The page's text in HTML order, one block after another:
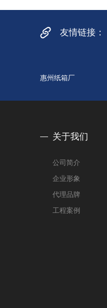
友情链接：
惠州纸箱厂
关于我们
公司简介
企业形象
代理品牌
工程案例